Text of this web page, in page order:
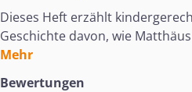
Dieses Heft erzählt
Geschichte davon, wie
Mehr
Bewertungen